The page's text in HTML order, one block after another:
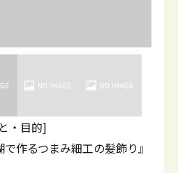
・目的]
で作るつまみ細工の髪飾り』